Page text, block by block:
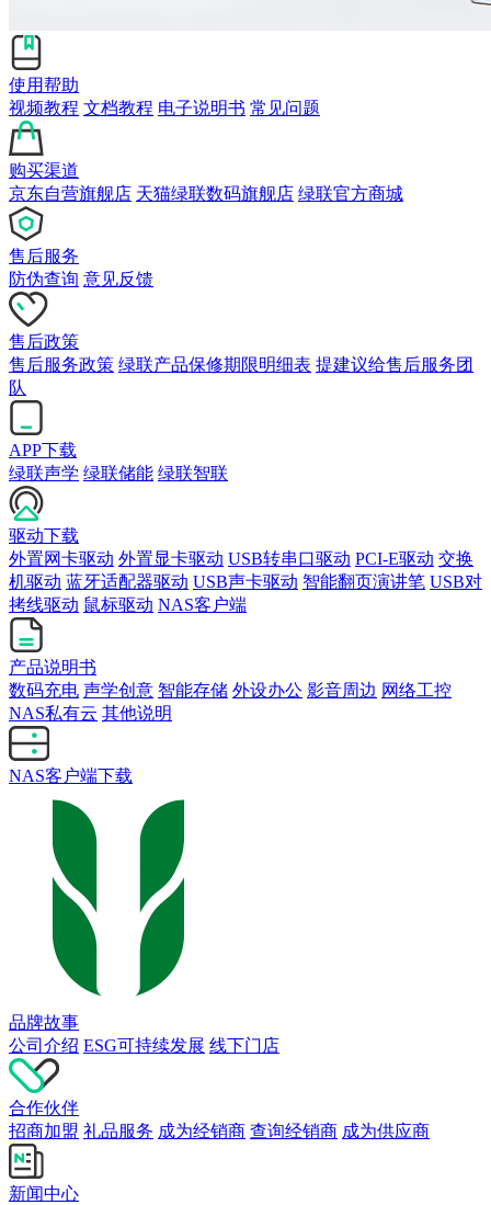
使用帮助
视频教程 文档教程 电子说明书 常见问题
购买渠道
京东自营旗舰店 天猫绿联数码旗舰店 绿联官方商城
售后服务
防伪查询 意见反馈
售后政策
售后服务政策 绿联产品保修期限明细表 提建议给售后服务团
队
APP下载
绿联声学 绿联储能 绿联智联
驱动下载
外置网卡驱动 外置显卡驱动 USB转串口驱动 PCI-E驱动 交换
机驱动 蓝牙适配器驱动 USB声卡驱动 智能翻页演讲笔 USB对
拷线驱动 鼠标驱动 NAS客户端
产品说明书
数码充电 声学创意 智能存储 外设办公 影音周边 网络工控
NAS私有云 其他说明
NAS客户端下载
品牌故事
公司介绍 ESG可持续发展 线下门店
合作伙伴
招商加盟 礼品服务 成为经销商 查询经销商 成为供应商
新闻中心